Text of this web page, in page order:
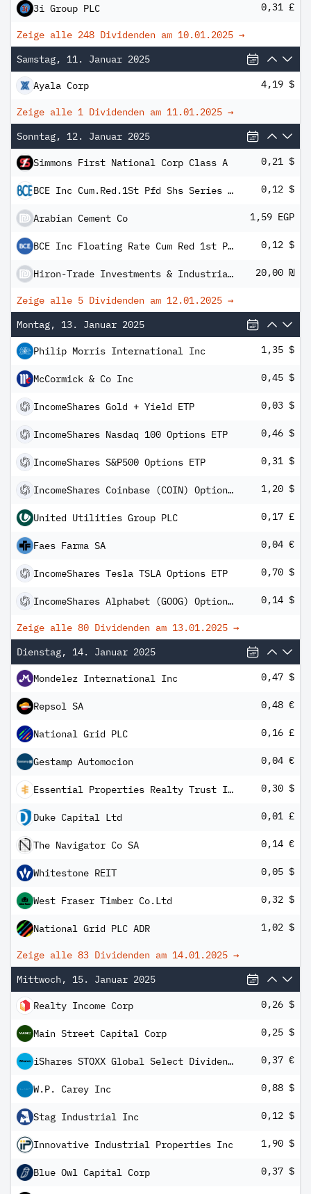
3i Group PLC 0,31 £
Zeige alle 248 Dividenden am 10.01.2025 →
Samstag, 11. Januar 2025
Ayala Corp 4,19 $
Zeige alle 1 Dividenden am 11.01.2025 →
Sonntag, 12. Januar 2025
Simmons First National Corp Class A 0,21 $
BCE Inc Cum.Red.1St Pfd Shs Series -Y- Fltg Rt 0,12 $
Arabian Cement Co 1,59 EGP
BCE Inc Floating Rate Cum Red 1st Pfd Registered Shs Series -AH- 0,12 $
Hiron-Trade Investments & Industrial Buildings Ltd 20,00 ₪
Zeige alle 5 Dividenden am 12.01.2025 →
Montag, 13. Januar 2025
Philip Morris International Inc 1,35 $
McCormick & Co Inc 0,45 $
IncomeShares Gold + Yield ETP 0,03 $
IncomeShares Nasdaq 100 Options ETP 0,46 $
IncomeShares S&P500 Options ETP 0,31 $
IncomeShares Coinbase (COIN) Options ETP 1,20 $
United Utilities Group PLC 0,17 £
Faes Farma SA 0,04 €
IncomeShares Tesla TSLA Options ETP 0,70 $
IncomeShares Alphabet (GOOG) Options ETP 0,14 $
Zeige alle 80 Dividenden am 13.01.2025 →
Dienstag, 14. Januar 2025
Mondelez International Inc 0,47 $
Repsol SA 0,48 €
National Grid PLC 0,16 £
Gestamp Automocion 0,04 €
Essential Properties Realty Trust Inc 0,30 $
Duke Capital Ltd 0,01 £
The Navigator Co SA 0,14 €
Whitestone REIT 0,05 $
West Fraser Timber Co.Ltd 0,32 $
National Grid PLC ADR 1,02 $
Zeige alle 83 Dividenden am 14.01.2025 →
Mittwoch, 15. Januar 2025
Realty Income Corp 0,26 $
Main Street Capital Corp 0,25 $
iShares STOXX Global Select Dividend 100 UCITS ETF (DE) 0,37 €
W.P. Carey Inc 0,88 $
Stag Industrial Inc 0,12 $
Innovative Industrial Properties Inc 1,90 $
Blue Owl Capital Corp 0,37 $